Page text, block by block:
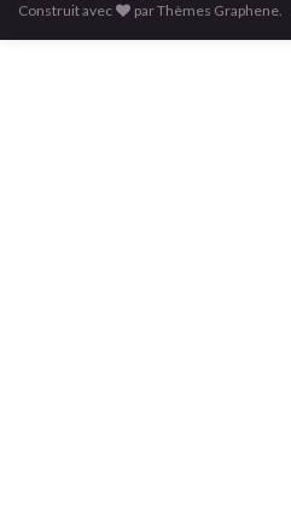
Construit avec
par Thèmes Graphene.